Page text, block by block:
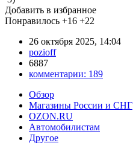
Добавить в избранное
Понравилось +16 +22
26 октября 2025, 14:04
pozioff
6887
комментарии: 189
Обзор
Магазины России и СНГ
OZON.RU
Автомобилистам
Другое